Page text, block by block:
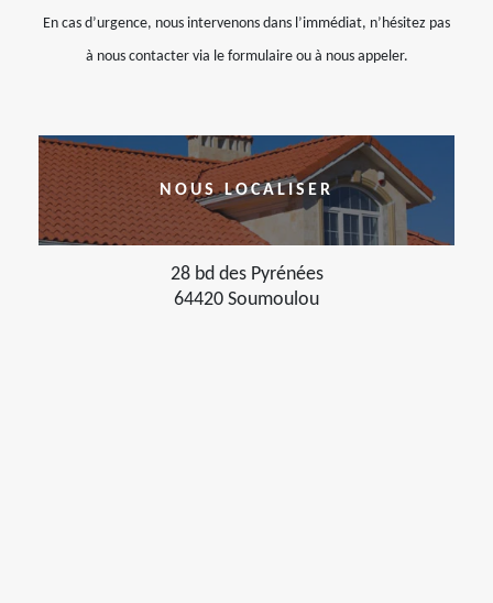
En cas d’urgence, nous intervenons dans l’immédiat, n’hésitez pas
à nous contacter via le formulaire ou à nous appeler.
NOUS LOCALISER
28 bd des Pyrénées
64420 Soumoulou